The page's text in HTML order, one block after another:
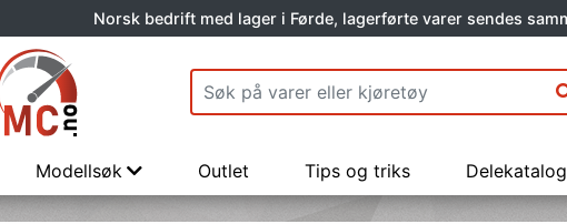
Norsk bedrift med lager i Førde, lagerførte varer sendes
Modellsøk Outlet Tips og triks